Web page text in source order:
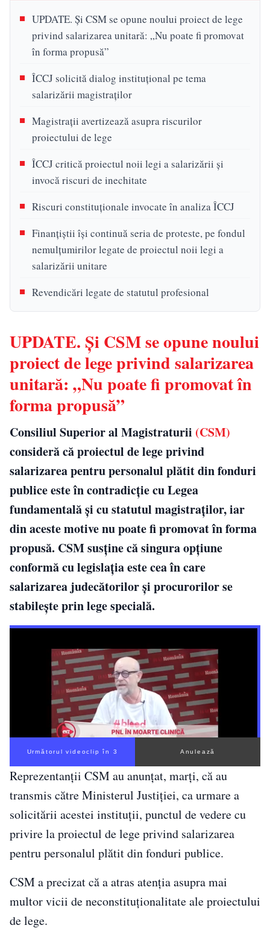
UPDATE. Și CSM se opune noului proiect de lege
privind salarizarea unitară: „Nu poate fi promovat
în forma propusă”
ÎCCJ solicită dialog instituțional pe tema
salarizării magistraților
Magistrații avertizează asupra riscurilor
proiectului de lege
ÎCCJ critică proiectul noii legi a salarizării și
invocă riscuri de inechitate
Riscuri constituționale invocate în analiza ÎCCJ
Finanțiștii își continuă seria de proteste, pe fondul
nemulțumirilor legate de proiectul noii legi a
salarizării unitare
Revendicări legate de statutul profesional
UPDATE. Și CSM se opune noului
proiect de lege privind salarizarea
unitară: „Nu poate fi promovat în
forma propusă”
Consiliul Superior al Magistraturii (CSM)
consideră că proiectul de lege privind
salarizarea pentru personalul plătit din fonduri
publice este în contradicţie cu Legea
fundamentală şi cu statutul magistraţilor, iar
din aceste motive nu poate fi promovat în forma
propusă. CSM susţine că singura opţiune
conformă cu legislaţia este cea în care
salarizarea judecătorilor şi procurorilor se
stabileşte prin lege specială.
Următorul videoclip în 2 Anulează
Reprezentanţii CSM au anunţat, marţi, că au
transmis către Ministerul Justiţiei, ca urmare a
solicitării acestei instituţii, punctul de vedere cu
privire la proiectul de lege privind salarizarea
pentru personalul plătit din fonduri publice.
CSM a precizat că a atras atenţia asupra mai
multor vicii de neconstituţionalitate ale proiectului
de lege.